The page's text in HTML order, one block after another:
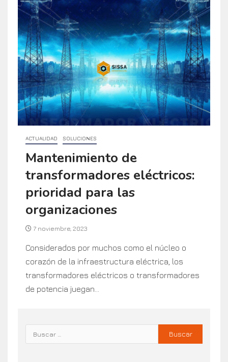
ACTUALIDAD SOLUCIONES
Mantenimiento de
transformadores eléctricos:
prioridad para las
organizaciones
7 noviembre, 2023
Considerados por muchos como el núcleo o
corazón de la infraestructura eléctrica, los
transformadores eléctricos o transformadores
de potencia juegan...